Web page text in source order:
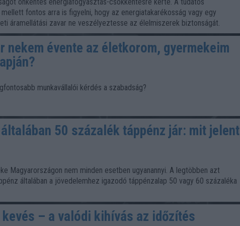
mellett fontos arra is figyelni, hogy az energiatakarékosság vagy egy
áramellátási zavar ne veszélyeztesse az élelmiszerek biztonságát.
nekem évente az életkorom, gyermekeim
munkavállalói kérdés a szabadság?
50 százalék táppénz jár: mit jelent
Magyarországon nem minden esetben ugyanannyi. A legtöbben azt
általában a jövedelemhez igazodó táppénzalap 50 vagy 60 százaléka
– a valódi kihívás az időzítés